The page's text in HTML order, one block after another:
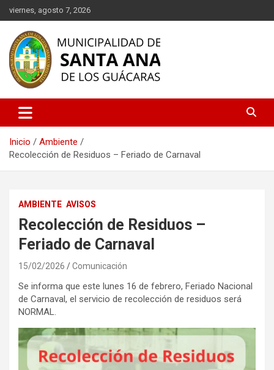
Saltar
al
contenido
viernes, agosto 7, 2026
Municipalidad de Santa Ana de
los Guácaras
cultura y naturaleza en Corrientes. Información oficial sobre
eventos, turismo, servicios municipales y más. ¡Conéctate con
Inicio
Ambiente
Recolección de Residuos – Feriado de Carnaval
AMBIENTE AVISOS
Recolección de Residuos –
Feriado de Carnaval
15/02/2026 Comunicación
Se informa que este lunes 16 de febrero, Feriado Nacional
de Carnaval, el servicio de recolección de residuos será
NORMAL.